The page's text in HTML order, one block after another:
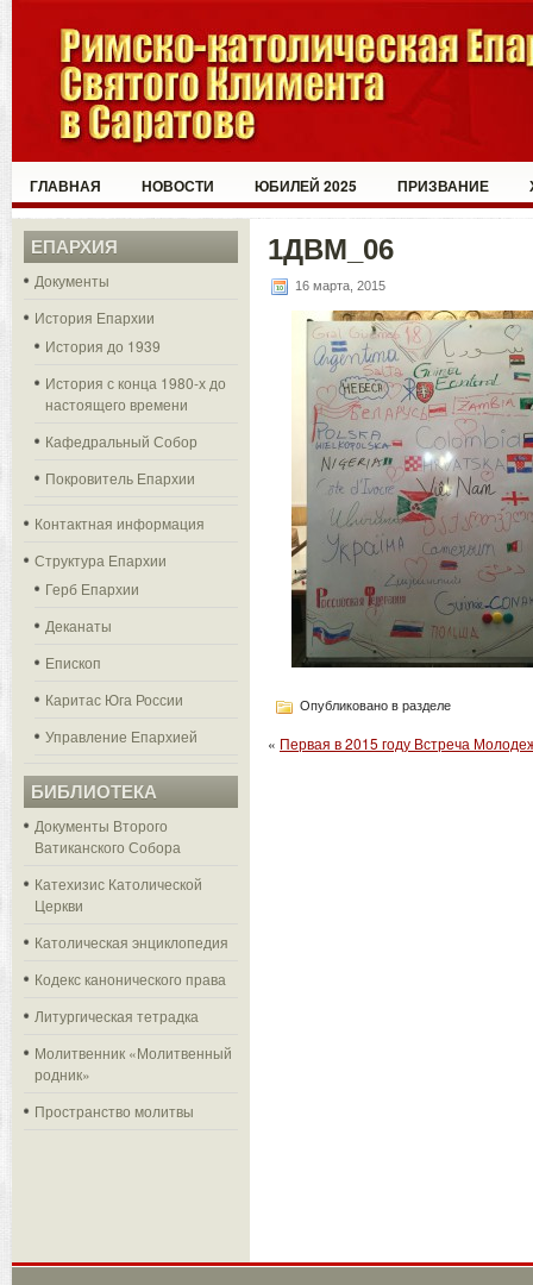
ГЛАВНАЯ НОВОСТИ ЮБИЛЕЙ 2025 ПРИЗВАНИЕ
ЕПАРХИЯ
Документы
История Епархии
История до 1939
История с конца 1980-х до
настоящего времени
Кафедральный Собор
Покровитель Епархии
Контактная информация
Структура Епархии
Герб Епархии
Деканаты
Епископ
Каритас Юга России
Управление Епархией
БИБЛИОТЕКА
Документы Второго
Ватиканского Собора
Катехизис Католической
Церкви
Католическая энциклопедия
Кодекс канонического права
Литургическая тетрадка
Молитвенник «Молитвенный
родник»
Пространство молитвы
1ДВМ_06
16 марта, 2015
Опубликовано в разделе
« Первая в 2015 году Встреча